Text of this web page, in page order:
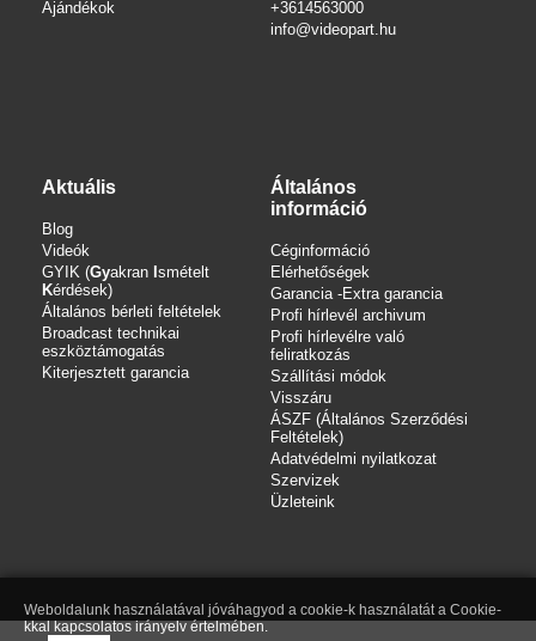
Ajándékok
+3614563000
info@videopart.hu
Aktuális
Blog
Videók
GYIK (Gyakran smételt
Kérdések)
Általános bérleti feltételek
Broadcast technikai
eszköztámogatás
Kiterjesztett garancia
Általános
információ
Céginformáció
Elérhetőségek
Garancia -Extra garancia
Profi hírlevél archivum
Profi hírlevélre való
feliratkozás
Szállítási módok
Visszáru
ÁSZF (Általános Szerződési
Feltételek)
Adatvédelmi nyilatkozat
Szervizek
Üzleteink
Weboldalunk használatával jóváhagyod a cookie-k használatát a Cookie-
kkal kapcsolatos irányelv értelmében.